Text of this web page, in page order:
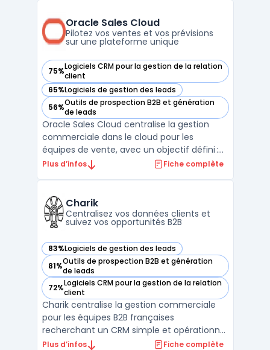
gestion, du suivi des ventes à la facturation,
en passant par le s ...
Oracle Sales Cloud
Pilotez vos ventes et vos prévisions
sur une plateforme unique
75%Logiciels CRM pour la gestion de la relation
client
— voir Oracle Sales Cloud dans cette catégorie
65%Logiciels de gestion des leads
— voir Oracle Sales Cloud dans cette catégorie
56%Outils de prospection B2B et génération
de leads
— voir Oracle Sales Cloud dans cette catégorie
Oracle Sales Cloud centralise la gestion
commerciale dans le cloud pour les
équipes de vente, avec un objectif défini :
structurer l’exécution du cycle de vente sur
fonctionnalités nécessaires pour relier
campagnes ...
Plus d’infos Fiche complète
Charik
Centralisez vos données clients et
suivez vos opportunités B2B
83%Logiciels de gestion des leads
— voir Charik dans cette catégorie
81%Outils de prospection B2B et génération
de leads
— voir Charik dans cette catégorie
72%Logiciels CRM pour la gestion de la relation
client
— voir Charik dans cette catégorie
Charik centralise la gestion commerciale
pour les équipes B2B françaises
recherchant un CRM simple et opérationnel
couvrant toutes les étapes, de la gestion de
Plus d’infos Fiche complète